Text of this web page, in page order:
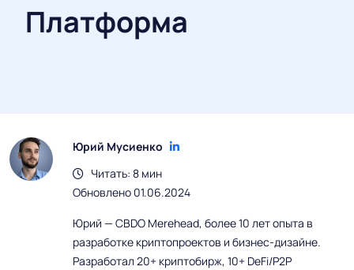
Платформа
Юрий Мусиенко
Читать: 8 мин
Обновлено 01.06.2024
Юрий — CBDO Merehead, более 10 лет опыта в
разработке криптопроектов и бизнес-дизайне.
Разработал 20+ криптобирж, 10+ DeFi/P2P